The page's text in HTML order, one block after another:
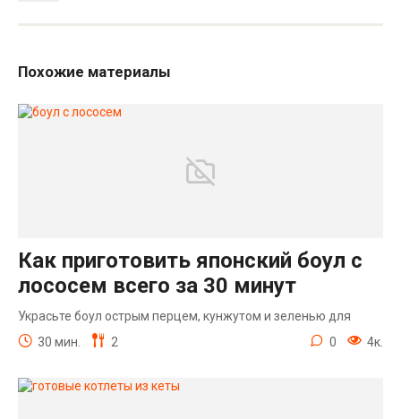
Похожие материалы
Как приготовить японский боул с
лососем всего за 30 минут
Украсьте боул острым перцем, кунжутом и зеленью для
30 мин.
2 0 4к.